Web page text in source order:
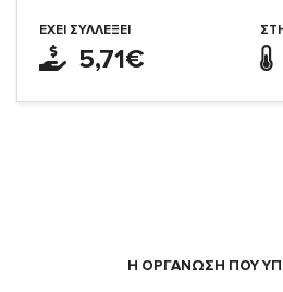
ΈΧΕΙ ΣΥΛΛΈΞΕΙ
5,71€
Η ΟΡΓΆΝΩΣΗ ΠΟΥ